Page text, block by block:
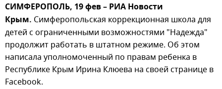
СИМФЕРОПОЛЬ, 19 фев – РИА Новости
Крым. Симферопольская коррекционная школа для
детей с ограниченными возможностями "Надежда"
продолжит работать в штатном режиме. Об этом
написала уполномоченный по правам ребенка в
Республике Крым Ирина Клюева на своей странице в
Facebook.